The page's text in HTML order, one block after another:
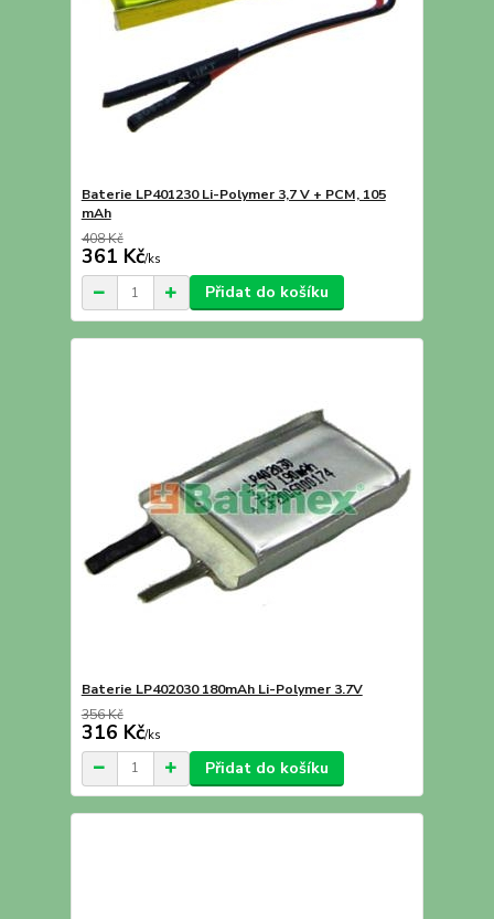
Baterie LP401230 Li-Polymer 3,7 V + PCM, 105
mAh
408 Kč
361 Kč/ks
Přidat do košíku
Baterie LP402030 180mAh Li-Polymer 3.7V
356 Kč
316 Kč/ks
Přidat do košíku